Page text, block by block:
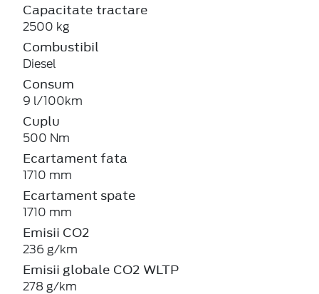
Capacitate tractare
2500 kg
Combustibil
Diesel
Consum
9 l/100km
Cuplu
500 Nm
Ecartament fata
1710 mm
Ecartament spate
1710 mm
Emisii CO2
236 g/km
Emisii globale CO2 WLTP
278 g/km